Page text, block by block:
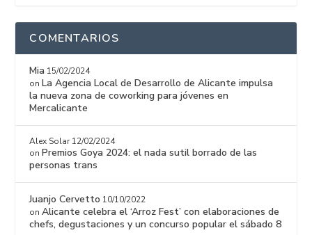
COMENTARIOS
Mia 15/02/2024
on La Agencia Local de Desarrollo de Alicante impulsa
la nueva zona de coworking para jóvenes en
Mercalicante
Alex Solar 12/02/2024
on Premios Goya 2024: el nada sutil borrado de las
personas trans
Juanjo Cervetto 10/10/2022
onAlicante celebra el ‘Arroz Fest’ con elaboraciones de
chefs, degustaciones y un concurso popular el sábado 8